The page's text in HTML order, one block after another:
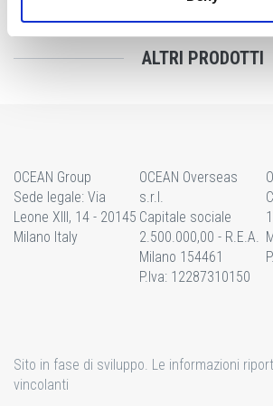
ALTRI PRODOTTI
OCEAN Group
Sede legale: Via
Leone XIII, 14 - 20145
Milano Italy
OCEAN Overseas
s.r.l.
Capitale sociale
2.500.000,00 - R.E.A.
Milano 154461
P.Iva: 12287310150
Sito in fase di sviluppo. Le informazioni
vincolanti